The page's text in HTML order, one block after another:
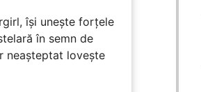
își unește forțele
în semn de
neașteptat lovește